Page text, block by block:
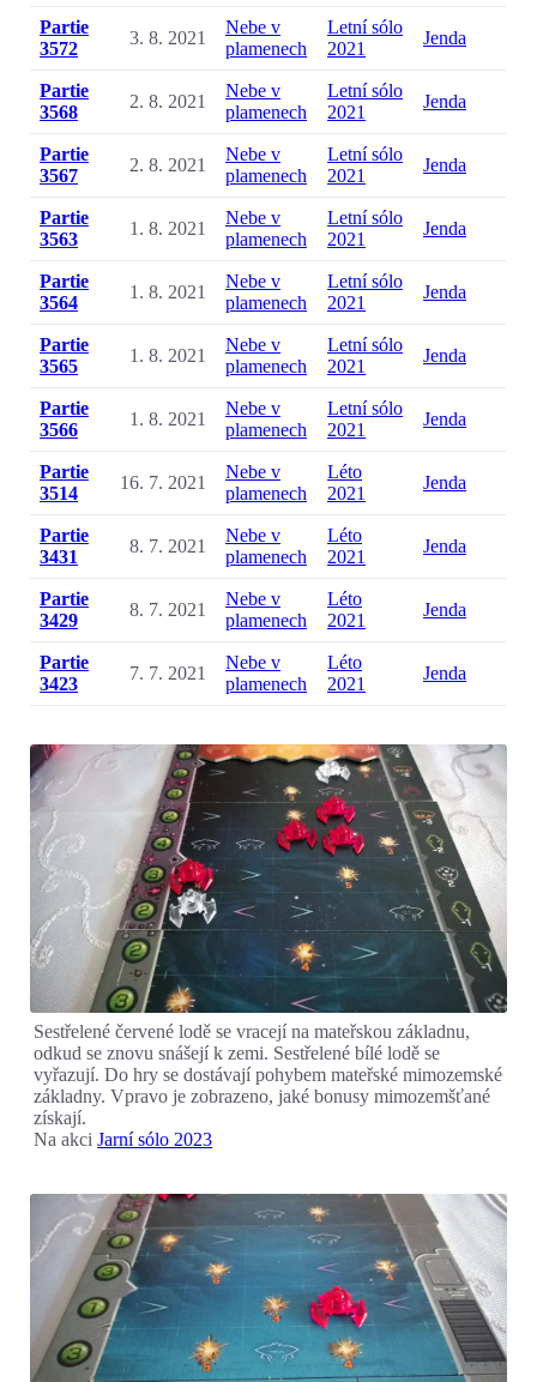
Partie
3572
3. 8. 2021
Nebe v
plamenech
Letní sólo
2021
Jenda
Partie
3568
2. 8. 2021
Nebe v
plamenech
Letní sólo
2021
Jenda
Partie
3567
2. 8. 2021
Nebe v
plamenech
Letní sólo
2021
Jenda
Partie
3563
1. 8. 2021
Nebe v
plamenech
Letní sólo
2021
Jenda
Partie
3564
1. 8. 2021
Nebe v
plamenech
Letní sólo
2021
Jenda
Partie
3565
1. 8. 2021
Nebe v
plamenech
Letní sólo
2021
Jenda
Partie
3566
1. 8. 2021
Nebe v
plamenech
Letní sólo
2021
Jenda
Partie
3514
16. 7. 2021
Nebe v
plamenech
Léto
2021
Jenda
Partie
3431
8. 7. 2021
Nebe v
plamenech
Léto
2021
Jenda
Partie
3429
8. 7. 2021
Nebe v
plamenech
Léto
2021
Jenda
Partie
3423
7. 7. 2021
Nebe v
plamenech
Léto
2021
Jenda
Sestřelené červené lodě se vracejí na mateřskou základnu,
odkud se znovu snášejí k zemi. Sestřelené bílé lodě se
vyřazují. Do hry se dostávají pohybem mateřské mimozemské
základny. Vpravo je zobrazeno, jaké bonusy mimozemšťané
získají.
Na akciJarní sólo 2023